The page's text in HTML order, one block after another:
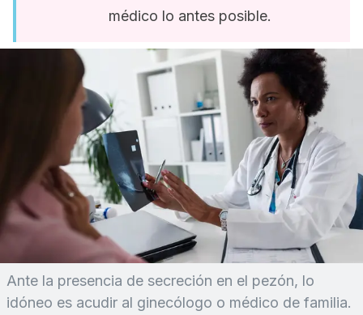
médico lo antes posible.
Ante la presencia de secreción en el pezón, lo
idóneo es acudir al ginecólogo o médico de familia.